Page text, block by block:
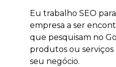
Eu trabalho SEO
empresa a ser
que pesquisam no
produtos ou serviços
seu negócio.